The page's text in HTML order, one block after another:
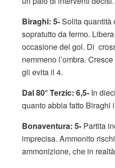
Biraghi: 5-Solita quantità
sopratutto da fermo.
occasione del gol. Di
nemmeno l’ombra.
gli evita il 4.
Dal 80° Terzic: 6,5- In
quanto abbia fatto Biraghi
Bonaventura: 5- Partita
imprecisa. Ammonito
ammonizione, che in